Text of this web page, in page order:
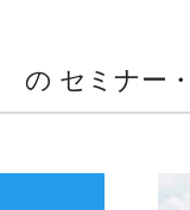
の セミナー